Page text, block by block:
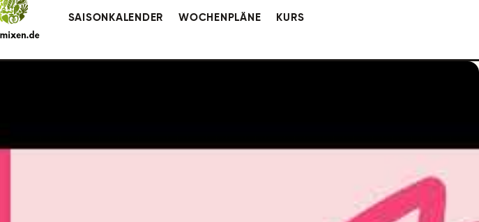
SAISONKALENDER WOCHENPLÄNE KURS